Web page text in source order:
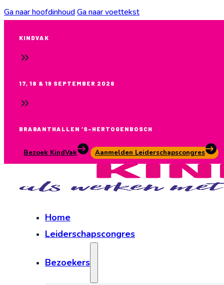
Ga naar hoofdinhoudGa naar voettekst
KINDVAK
17, 18 & 19 SEPTEMBER 2026
BRABANTHALLEN ‘S-HERTOGENBOSCH
Bezoek KindVak Aanmelden Leiderschapscongres
Home
Leiderschapscongres
Bezoekers